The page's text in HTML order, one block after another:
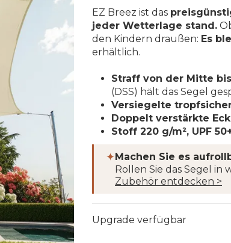
EZ Breez ist das
jeder Wetterlage stand.
den Kindern draußen: Es
erhältlich.
Straff von der Mitte
(DSS) hält das Segel
Versiegelte
Doppelt verstärkte
Stoff 220 g/m², UPF
✦Machen Sie es
Rollen Sie das Segel in
Zubehör entdecken >
Upgrade verfügbar